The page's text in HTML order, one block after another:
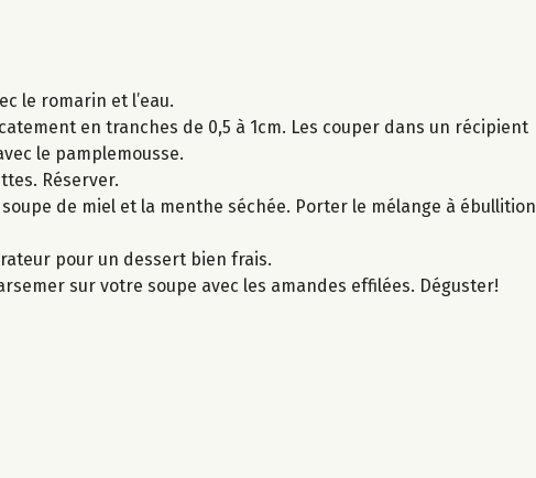
le romarin et l’eau.
en tranches de 0,5 à 1cm. Les couper dans un récipient
le pamplemousse.
Réserver.
de miel et la menthe séchée. Porter le mélange à ébullition
pour un dessert bien frais.
sur votre soupe avec les amandes effilées. Déguster!